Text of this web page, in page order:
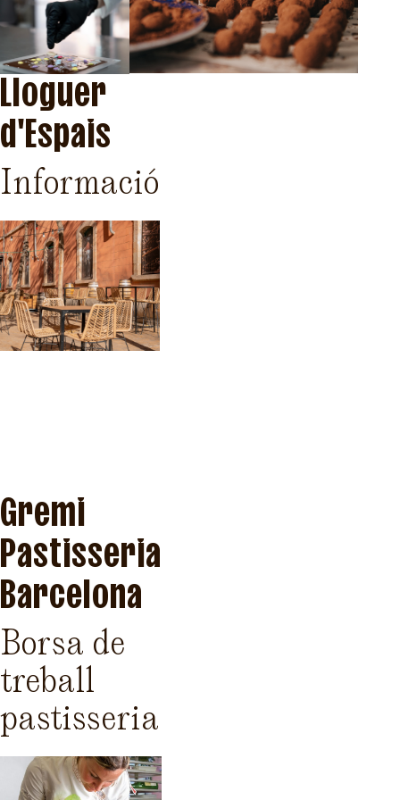
Lloguer
d'Espais
Informació
Gremi
Pastisseria
Barcelona
Borsa de
treball
pastisseria